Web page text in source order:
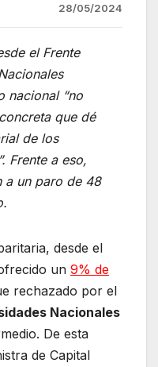
28/05/2024
el Frente
nacional “no
que dé
de los
Frente a eso,
a un paro de 48
desde el
un 9% de
rechazado por el
Nacionales
De esta
de Capital